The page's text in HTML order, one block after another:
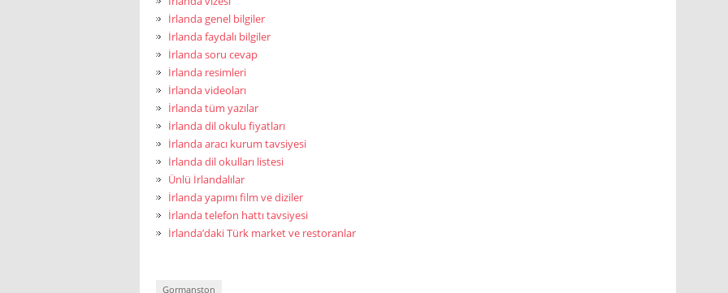
İrlanda genel bilgiler
İrlanda faydalı bilgiler
İrlanda soru cevap
İrlanda resimleri
İrlanda videoları
İrlanda tüm yazılar
İrlanda dil okulu fiyatları
İrlanda aracı kurum tavsiyesi
İrlanda dil okulları listesi
Ünlü İrlandalılar
İrlanda yapımı film ve diziler
İrlanda telefon hattı tavsiyesi
İrlanda’daki Türk market ve restoranlar
Gormanston